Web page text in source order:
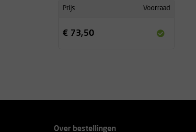
Prijs Voorraad
€ 73,50
Over bestellingen